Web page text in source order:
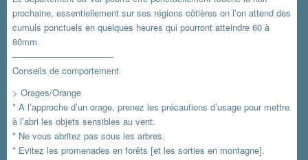
prochaine, essentiellement sur ses régions côtières on l’on attend des
cumuls ponctuels en quelques heures qui pourront atteindre 60 à
80mm.
———————————-
Conseils de comportement
> Orages/Orange
* A l’approche d’un orage, prenez les précautions d’usage pour mettre
à l’abri les objets sensibles au vent.
* Ne vous abritez pas sous les arbres.
* Evitez les promenades en forêts [et les sorties en montagne].